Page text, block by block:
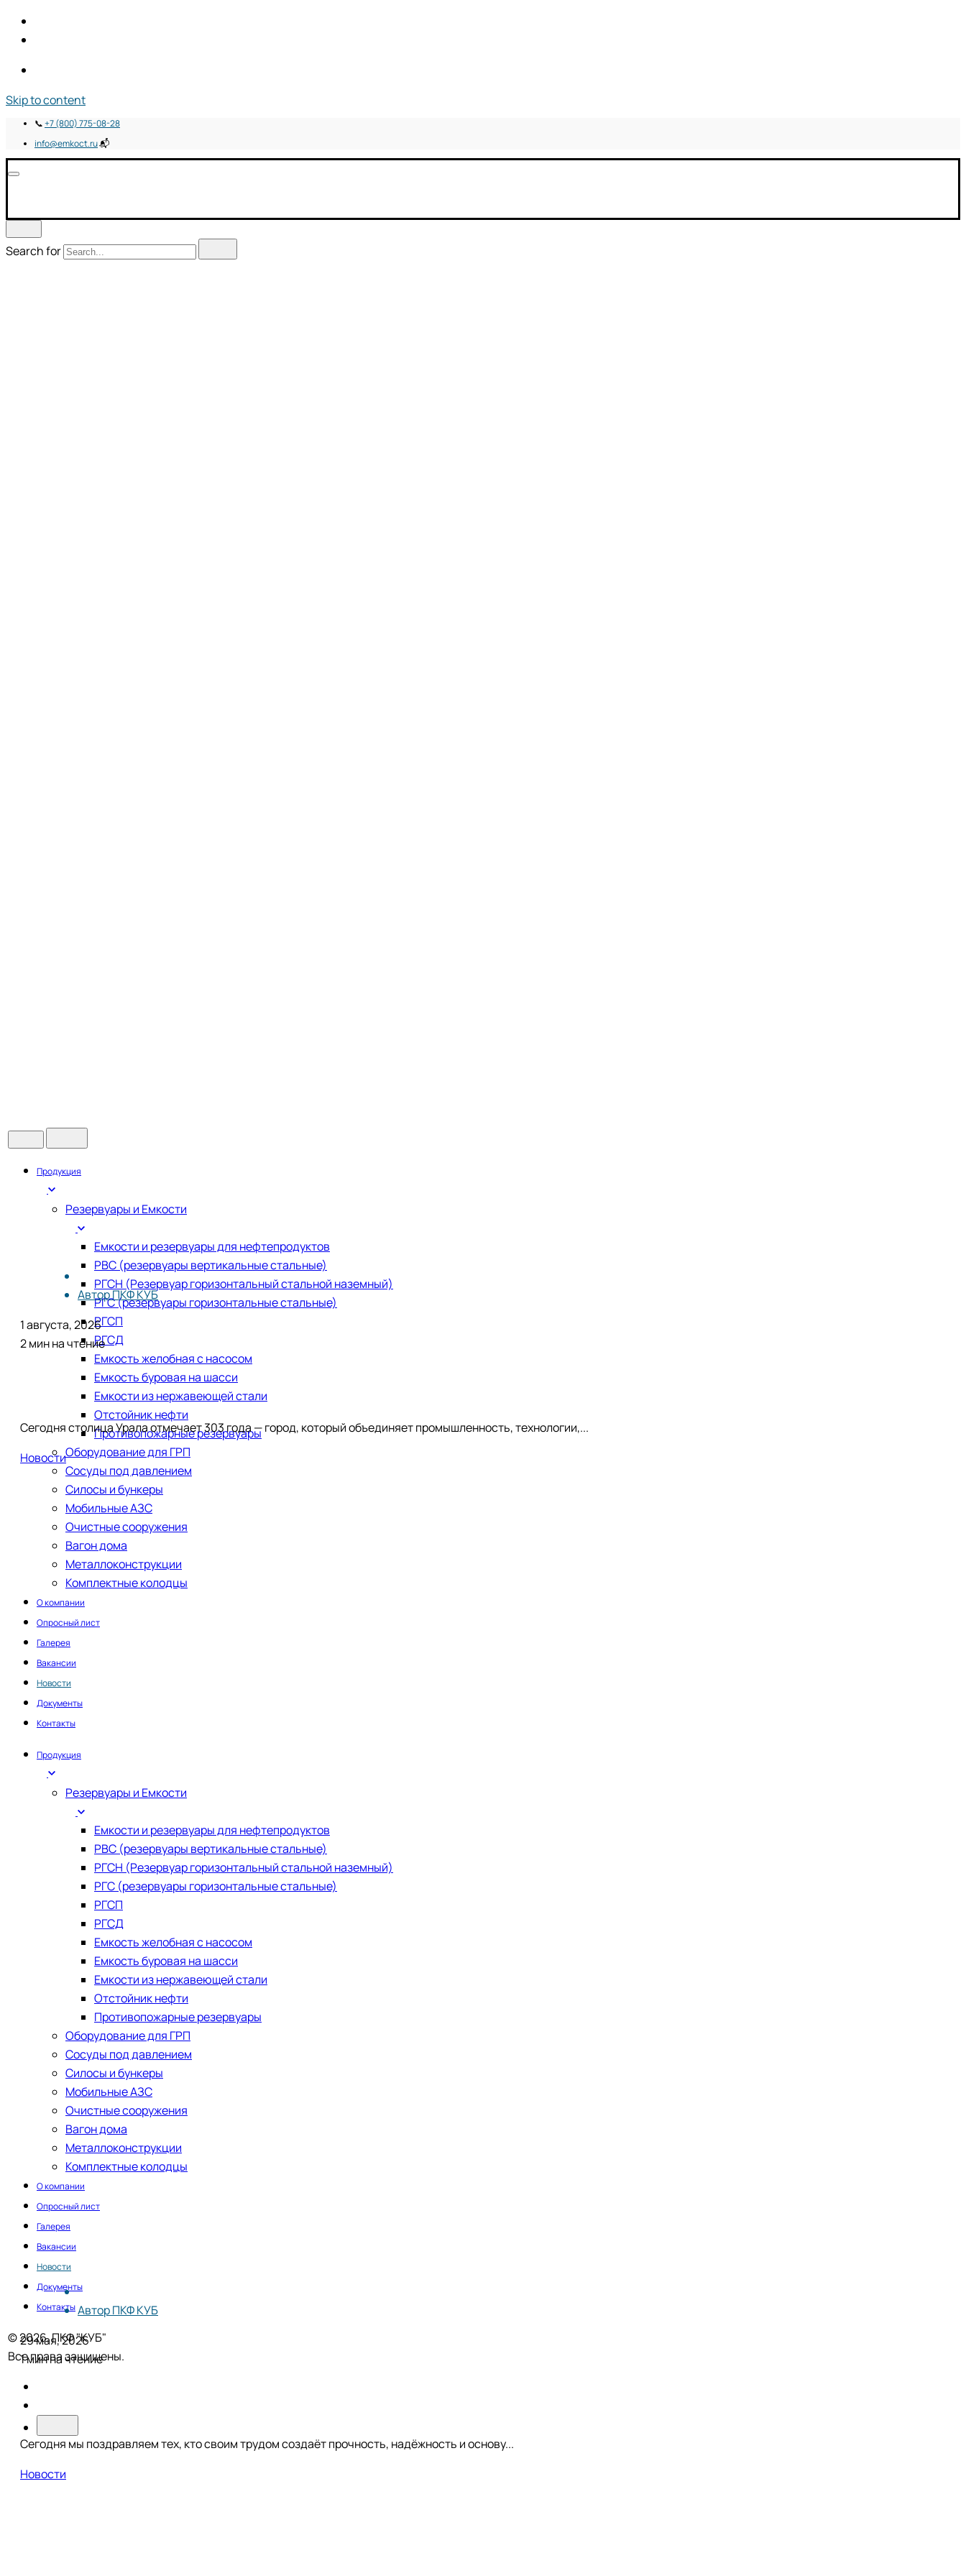
Skip to content
📞+7 (800) 775-08-28
info@emkoct.ru📬
Продукция
Резервуары и Емкости
Емкости и резервуары для нефтепродуктов
РВС (резервуары вертикальные стальные)
РГСН (Резервуар горизонтальный стальной наземный)
РГС (резервуары горизонтальные стальные)
РГСП
РГСД
Емкость желобная с насосом
Емкость буровая на шасси
Емкости из нержавеющей стали
​Отстойник нефти
Противопожарные резервуары
Оборудование для ГРП
Сосуды под давлением
Силосы и бункеры
Мобильные АЗС
Очистные сооружения
Вагон дома
Металлоконструкции
Комплектные колодцы
О компании
Опросный лист
Галерея
Вакансии
Новости
Документы
Контакты
Продукция
Резервуары и Емкости
Емкости и резервуары для нефтепродуктов
РВС (резервуары вертикальные стальные)
РГСН (Резервуар горизонтальный стальной наземный)
РГС (резервуары горизонтальные стальные)
РГСП
РГСД
Емкость желобная с насосом
Емкость буровая на шасси
Емкости из нержавеющей стали
​Отстойник нефти
Противопожарные резервуары
Оборудование для ГРП
Сосуды под давлением
Силосы и бункеры
Мобильные АЗС
Очистные сооружения
Вагон дома
Металлоконструкции
Комплектные колодцы
О компании
Опросный лист
Галерея
Вакансии
Новости
Документы
Контакты
© 2026, ПКФ "КУБ"
Все права защищены.
Search for
АвторПКФ КУБ
1 августа, 2026
2 мин на чтение
Сегодня столица Урала отмечает 303 года — город, который объединяет промышленность, технологии,...
Новости
АвторПКФ КУБ
29 мая, 2026
1 мин на чтение
Сегодня мы поздравляем тех, кто своим трудом создаёт прочность, надёжность и основу...
Новости